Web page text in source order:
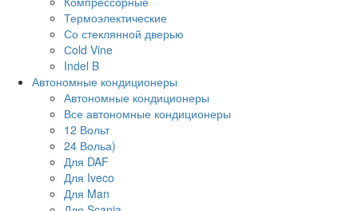
Термоэлектические
Со стеклянной дверью
Сold Vine
Indel B
Автономные кондиционеры
Автономные кондиционеры
Все автономные кондиционеры
12 Вольт
24 Вольа)
Для DAF
Для Iveco
Для Man